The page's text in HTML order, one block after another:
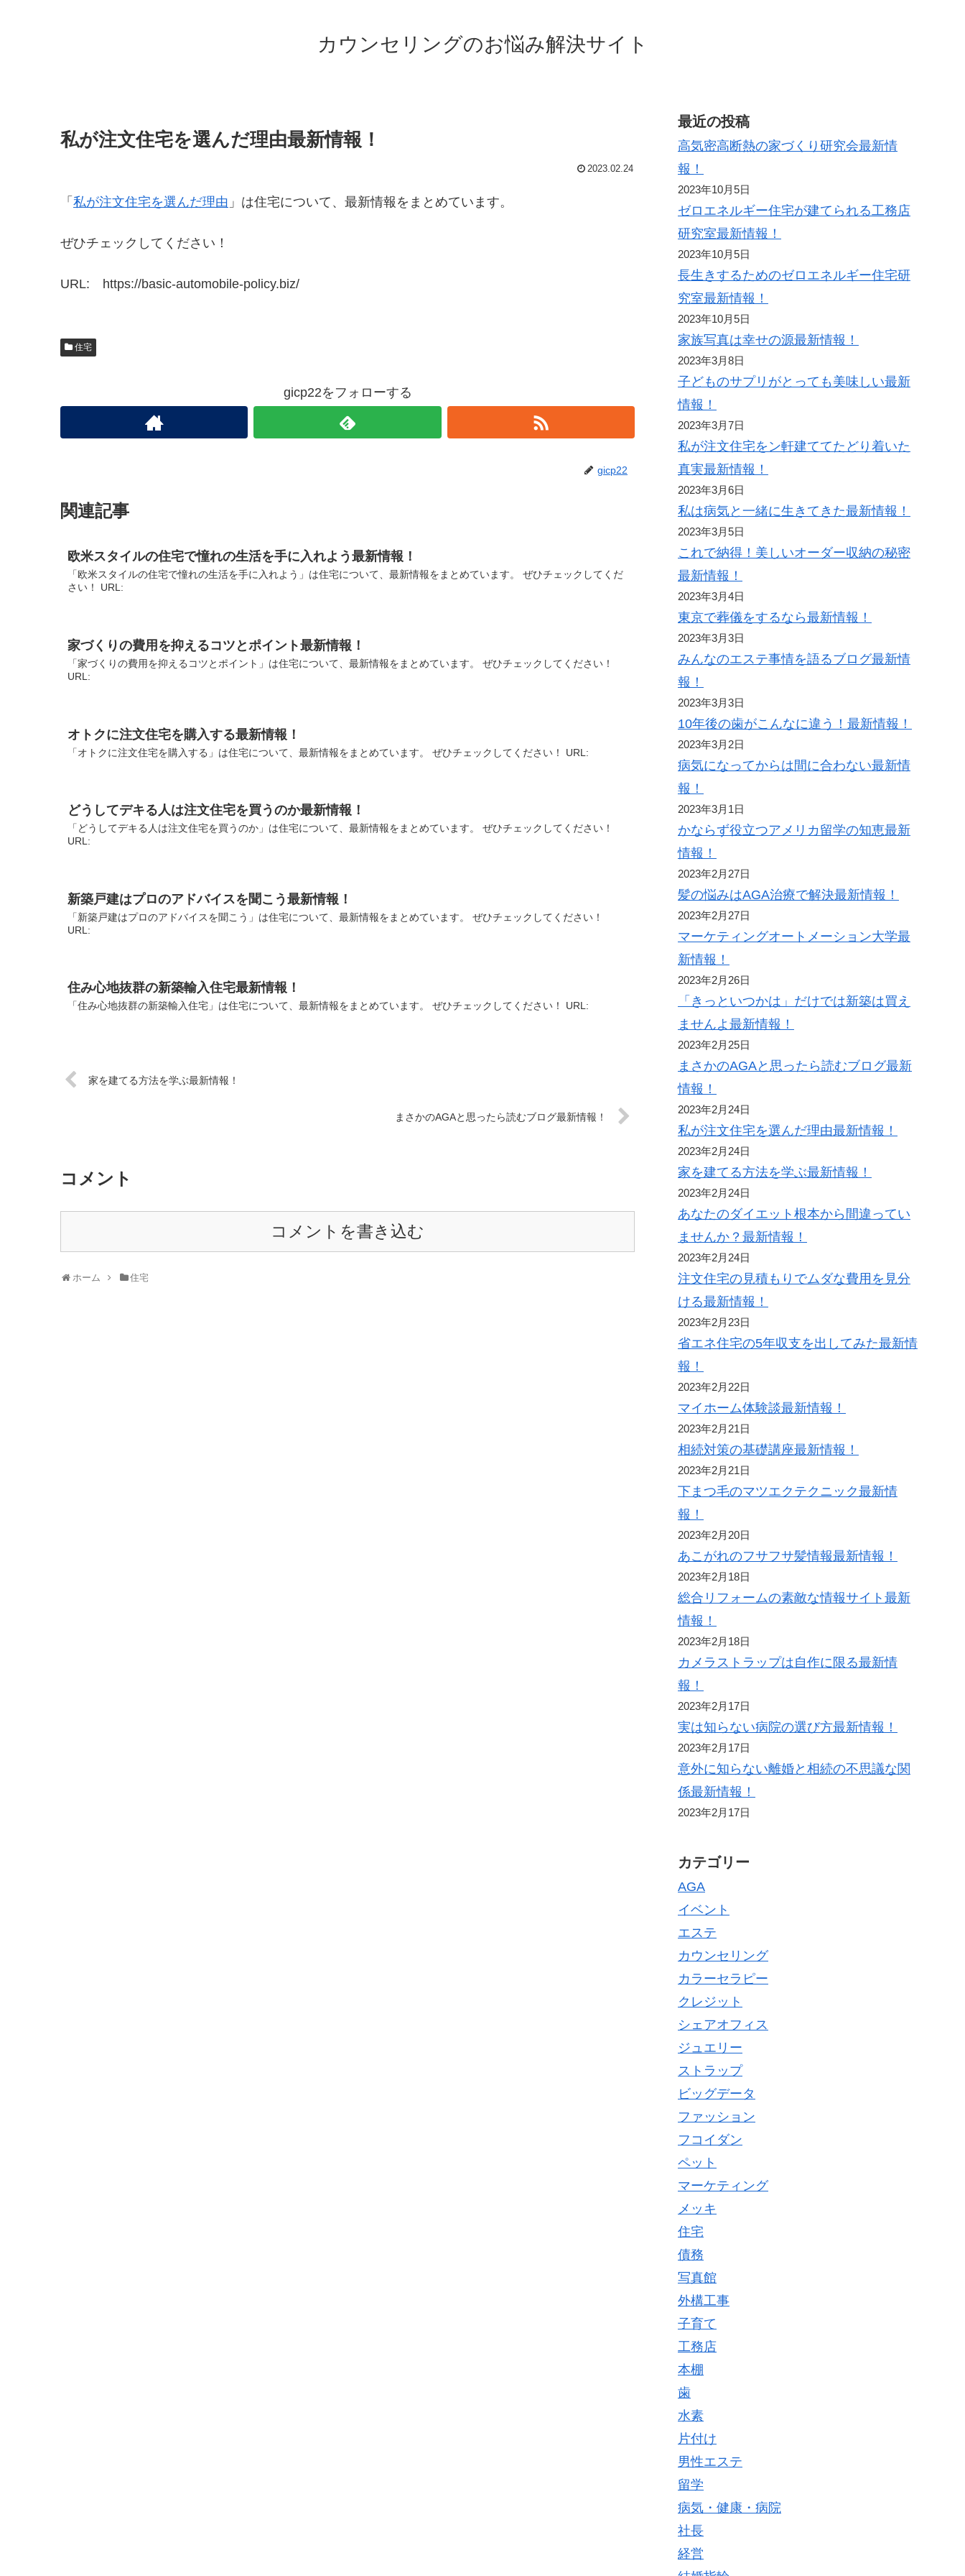
カウンセリングのお悩み解決サイト
私が注文住宅を選んだ理由最新情報！
2023.02.24
「 私が注文住宅を選んだ理由 」は住宅について、最新情報をまとめています。
ぜひチェックしてください！
URL: https://basic-automobile-policy.biz/
住宅
gicp22をフォローする
gicp22
関連記事
欧米スタイルの住宅で憧れの生活を手に入れよう最新情報！
「欧米スタイルの住宅で憧れの生活を手に入れよう」は住宅について、最新情報をまとめています。 ぜひチェックしてくだ
さい！ URL:
家づくりの費用を抑えるコツとポイント最新情報！
「家づくりの費用を抑えるコツとポイント」は住宅について、最新情報をまとめています。 ぜひチェックしてください！
URL:
オトクに注文住宅を購入する最新情報！
「オトクに注文住宅を購入する」は住宅について、最新情報をまとめています。 ぜひチェックしてください！ URL:
どうしてデキる人は注文住宅を買うのか最新情報！
「どうしてデキる人は注文住宅を買うのか」は住宅について、最新情報をまとめています。 ぜひチェックしてください！
URL:
新築戸建はプロのアドバイスを聞こう最新情報！
「新築戸建はプロのアドバイスを聞こう」は住宅について、最新情報をまとめています。 ぜひチェックしてください！
URL:
住み心地抜群の新築輸入住宅最新情報！
「住み心地抜群の新築輸入住宅」は住宅について、最新情報をまとめています。 ぜひチェックしてください！ URL:
家を建てる方法を学ぶ最新情報！
まさかのAGAと思ったら読むブログ最新情報！
コメント
コメントを書き込む
ホーム 住宅
最近の投稿
高気密高断熱の家づくり研究会最新情
報！
2023年10月5日
ゼロエネルギー住宅が建てられる工務店
研究室最新情報！
2023年10月5日
長生きするためのゼロエネルギー住宅研
究室最新情報！
2023年10月5日
家族写真は幸せの源最新情報！
2023年3月8日
子どものサプリがとっても美味しい最新
情報！
2023年3月7日
私が注文住宅をン軒建ててたどり着いた
真実最新情報！
2023年3月6日
私は病気と一緒に生きてきた最新情報！
2023年3月5日
これで納得！美しいオーダー収納の秘密
最新情報！
2023年3月4日
東京で葬儀をするなら最新情報！
2023年3月3日
みんなのエステ事情を語るブログ最新情
報！
2023年3月3日
10年後の歯がこんなに違う！最新情報！
2023年3月2日
病気になってからは間に合わない最新情
報！
2023年3月1日
かならず役立つアメリカ留学の知恵最新
情報！
2023年2月27日
髪の悩みはAGA治療で解決最新情報！
2023年2月27日
マーケティングオートメーション大学最
新情報！
2023年2月26日
「きっといつかは」だけでは新築は買え
ませんよ最新情報！
2023年2月25日
まさかのAGAと思ったら読むブログ最新
情報！
2023年2月24日
私が注文住宅を選んだ理由最新情報！
2023年2月24日
家を建てる方法を学ぶ最新情報！
2023年2月24日
あなたのダイエット根本から間違ってい
ませんか？最新情報！
2023年2月24日
注文住宅の見積もりでムダな費用を見分
ける最新情報！
2023年2月23日
省エネ住宅の5年収支を出してみた最新情
報！
2023年2月22日
マイホーム体験談最新情報！
2023年2月21日
相続対策の基礎講座最新情報！
2023年2月21日
下まつ毛のマツエクテクニック最新情
報！
2023年2月20日
あこがれのフサフサ髪情報最新情報！
2023年2月18日
総合リフォームの素敵な情報サイト最新
情報！
2023年2月18日
カメラストラップは自作に限る最新情
報！
2023年2月17日
実は知らない病院の選び方最新情報！
2023年2月17日
意外に知らない離婚と相続の不思議な関
係最新情報！
2023年2月17日
カテゴリー
AGA
イベント
エステ
カウンセリング
カラーセラピー
クレジット
シェアオフィス
ジュエリー
ストラップ
ビッグデータ
ファッション
フコイダン
ペット
マーケティング
メッキ
住宅
債務
写真館
外構工事
子育て
工務店
本棚
歯
水素
片付け
男性エステ
留学
病気・健康・病院
社長
経営